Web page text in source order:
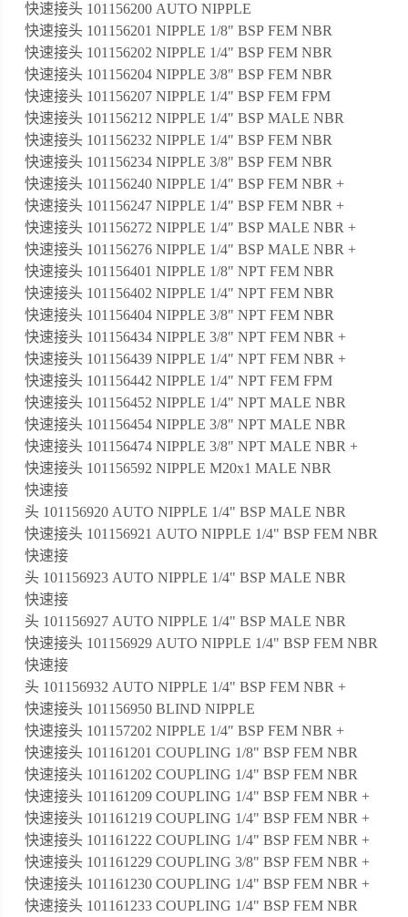
快速接头 101156200 AUTO NIPPLE
快速接头 101156201 NIPPLE 1/8" BSP FEM NBR
快速接头 101156202 NIPPLE 1/4" BSP FEM NBR
快速接头 101156204 NIPPLE 3/8" BSP FEM NBR
快速接头 101156207 NIPPLE 1/4" BSP FEM FPM
快速接头 101156212 NIPPLE 1/4" BSP MALE NBR
快速接头 101156232 NIPPLE 1/4" BSP FEM NBR
快速接头 101156234 NIPPLE 3/8" BSP FEM NBR
快速接头 101156240 NIPPLE 1/4" BSP FEM NBR +
快速接头 101156247 NIPPLE 1/4" BSP FEM NBR +
快速接头 101156272 NIPPLE 1/4" BSP MALE NBR +
快速接头 101156276 NIPPLE 1/4" BSP MALE NBR +
快速接头 101156401 NIPPLE 1/8" NPT FEM NBR
快速接头 101156402 NIPPLE 1/4" NPT FEM NBR
快速接头 101156404 NIPPLE 3/8" NPT FEM NBR
快速接头 101156434 NIPPLE 3/8" NPT FEM NBR +
快速接头 101156439 NIPPLE 1/4" NPT FEM NBR +
快速接头 101156442 NIPPLE 1/4" NPT FEM FPM
快速接头 101156452 NIPPLE 1/4" NPT MALE NBR
快速接头 101156454 NIPPLE 3/8" NPT MALE NBR
快速接头 101156474 NIPPLE 3/8" NPT MALE NBR +
快速接头 101156592 NIPPLE M20x1 MALE NBR
快速接
头 101156920 AUTO NIPPLE 1/4" BSP MALE NBR
快速接头 101156921 AUTO NIPPLE 1/4" BSP FEM NBR
快速接
头 101156923 AUTO NIPPLE 1/4" BSP MALE NBR
快速接
头 101156927 AUTO NIPPLE 1/4" BSP MALE NBR
快速接头 101156929 AUTO NIPPLE 1/4" BSP FEM NBR
快速接
头 101156932 AUTO NIPPLE 1/4" BSP FEM NBR +
快速接头 101156950 BLIND NIPPLE
快速接头 101157202 NIPPLE 1/4" BSP FEM NBR +
快速接头 101161201 COUPLING 1/8" BSP FEM NBR
快速接头 101161202 COUPLING 1/4" BSP FEM NBR
快速接头 101161209 COUPLING 1/4" BSP FEM NBR +
快速接头 101161219 COUPLING 1/4" BSP FEM NBR +
快速接头 101161222 COUPLING 1/4" BSP FEM NBR +
快速接头 101161229 COUPLING 3/8" BSP FEM NBR +
快速接头 101161230 COUPLING 1/4" BSP FEM NBR +
快速接头 101161233 COUPLING 1/4" BSP FEM NBR